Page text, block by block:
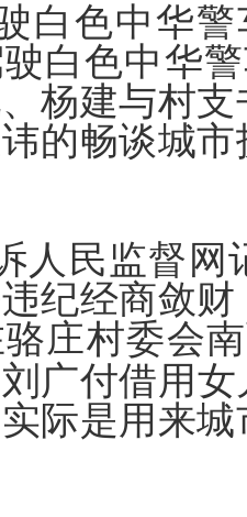
白色中华警
白色中华
杨建与村支
的畅谈城
人民监督网
纪经商敛
庄村委会
广付借用女
际是用来